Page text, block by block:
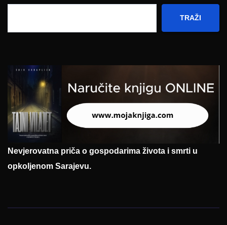
TRAŽI
Nevjerovatna priča o gospodarima života i smrti u
opkoljenom Sarajevu.